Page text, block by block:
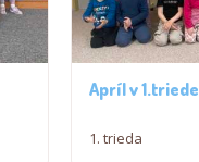
Apríl v 1.triede
1. trieda